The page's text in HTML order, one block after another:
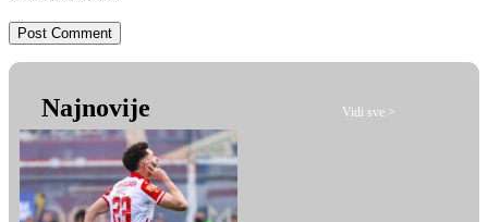
Najnovije Vidi sve >